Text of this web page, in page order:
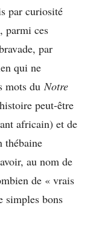
par curiosité
parmi ces
par
qui ne
mots du Notre
peut-être
africain) et de
thébaine
au nom de
de « vrais
simples bons